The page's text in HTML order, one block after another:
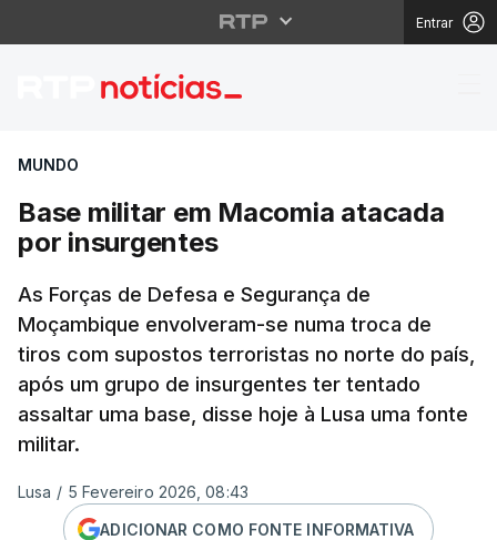
Entrar
Base militar em
MUNDO
Base militar em Macomia atacada
por insurgentes
As Forças de Defesa e Segurança de
Moçambique envolveram-se numa troca de
tiros com supostos terroristas no norte do país,
após um grupo de insurgentes ter tentado
assaltar uma base, disse hoje à Lusa uma fonte
militar.
Lusa / 5 Fevereiro 2026, 08:43
ADICIONAR COMO FONTE INFORMATIVA